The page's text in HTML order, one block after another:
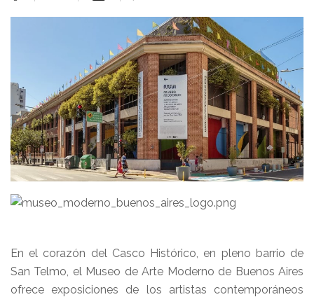
En el corazón del Casco Histórico, en pleno barrio de
San Telmo, el Museo de Arte Moderno de Buenos Aires
ofrece exposiciones de los artistas contemporáneos